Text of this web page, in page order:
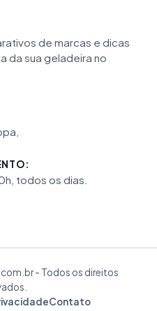
de marcas e dicas
da sua geladeira no
todos os dias.
- Todos os direitos
Contato